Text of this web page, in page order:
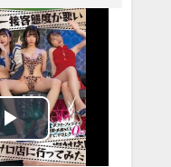
Play